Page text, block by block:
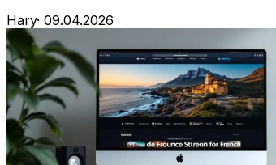
Hary· 09.04.2026